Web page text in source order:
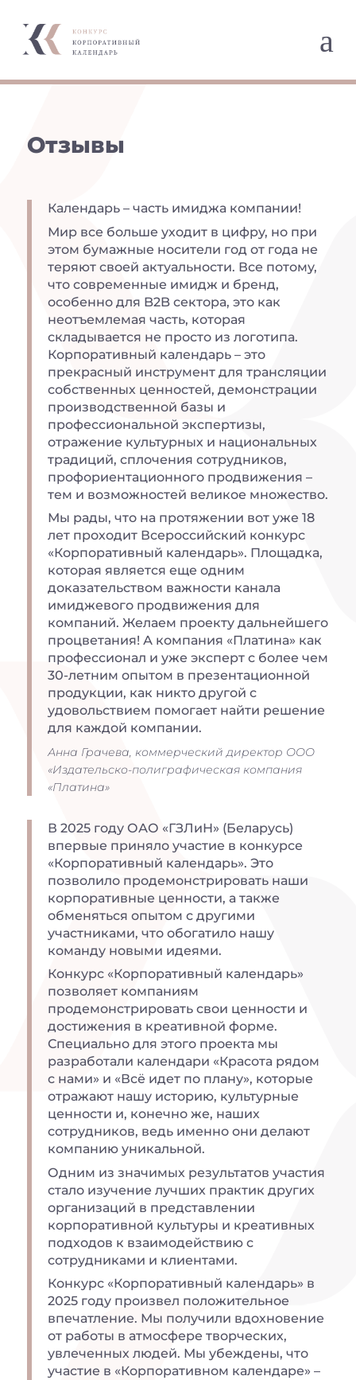
a
Отзывы
Календарь – часть имиджа компании!
Мир все больше уходит в цифру, но при
этом бумажные носители год от года не
теряют своей актуальности. Все потому,
что современные имидж и бренд,
особенно для B2B сектора, это как
неотъемлемая часть, которая
складывается не просто из логотипа.
Корпоративный календарь – это
прекрасный инструмент для трансляции
собственных ценностей, демонстрации
производственной базы и
профессиональной экспертизы,
отражение культурных и национальных
традиций, сплочения сотрудников,
профориентационного продвижения –
тем и возможностей великое множество.
Мы рады, что на протяжении вот уже 18
лет проходит Всероссийский конкурс
«Корпоративный календарь». Площадка,
которая является еще одним
доказательством важности канала
имиджевого продвижения для
компаний. Желаем проекту дальнейшего
процветания! А компания «Платина» как
профессионал и уже эксперт с более чем
30-летним опытом в презентационной
продукции, как никто другой с
удовольствием помогает найти решение
для каждой компании.
Анна Грачева, коммерческий директор ООО
«Издательско-полиграфическая компания
«Платина»
В 2025 году ОАО «ГЗЛиН» (Беларусь)
впервые приняло участие в конкурсе
«Корпоративный календарь». Это
позволило продемонстрировать наши
корпоративные ценности, а также
обменяться опытом с другими
участниками, что обогатило нашу
команду новыми идеями.
Конкурс «Корпоративный календарь»
позволяет компаниям
продемонстрировать свои ценности и
достижения в креативной форме.
Специально для этого проекта мы
разработали календари «Красота рядом
с нами» и «Всё идет по плану», которые
отражают нашу историю, культурные
ценности и, конечно же, наших
сотрудников, ведь именно они делают
компанию уникальной.
Одним из значимых результатов участия
стало изучение лучших практик других
организаций в представлении
корпоративной культуры и креативных
подходов к взаимодействию с
сотрудниками и клиентами.
Конкурс «Корпоративный календарь» в
2025 году произвел положительное
впечатление. Мы получили вдохновение
от работы в атмосфере творческих,
увлеченных людей. Мы убеждены, что
участие в «Корпоративном календаре» –